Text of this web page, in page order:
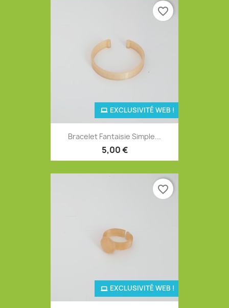
Bracelet Fantaisie Simple...
5,00 €
EXCLUSIVITÉ WEB !
favorite_border
EXCLUSIVITÉ WEB !
favorite_border